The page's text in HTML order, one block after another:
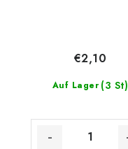
Auf Lager (3 St)
€2,10